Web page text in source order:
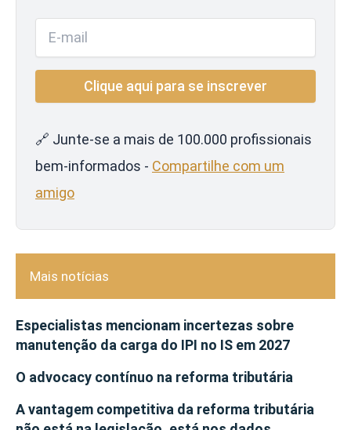
🔗 Junte-se a mais de 100.000 profissionais
bem-informados - Compartilhe com um
amigo
Mais notícias
Especialistas mencionam incertezas sobre
manutenção da carga do IPI no IS em 2027
O advocacy contínuo na reforma tributária
A vantagem competitiva da reforma tributária